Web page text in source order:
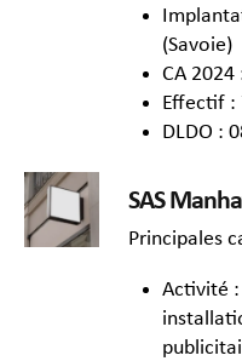
(Savoie)
CA 2024
Effectif :
DLDO :
SAS
Principales
Activité